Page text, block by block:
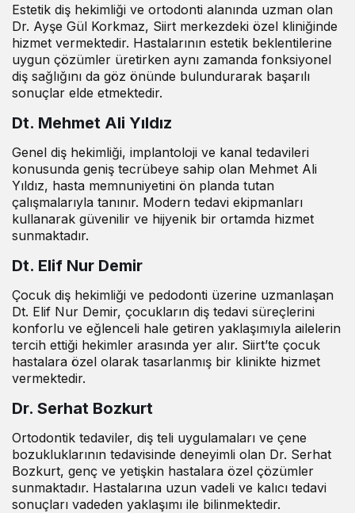
Estetik diş hekimliği ve ortodonti alanında uzman olan
Dr. Ayşe Gül Korkmaz, Siirt merkezdeki özel kliniğinde
hizmet vermektedir. Hastalarının estetik beklentilerine
uygun çözümler üretirken aynı zamanda fonksiyonel
diş sağlığını da göz önünde bulundurarak başarılı
sonuçlar elde etmektedir.
Dt. Mehmet Ali Yıldız
Genel diş hekimliği, implantoloji ve kanal tedavileri
konusunda geniş tecrübeye sahip olan Mehmet Ali
Yıldız, hasta memnuniyetini ön planda tutan
çalışmalarıyla tanınır. Modern tedavi ekipmanları
kullanarak güvenilir ve hijyenik bir ortamda hizmet
sunmaktadır.
Dt. Elif Nur Demir
Çocuk diş hekimliği ve pedodonti üzerine uzmanlaşan
Dt. Elif Nur Demir, çocukların diş tedavi süreçlerini
konforlu ve eğlenceli hale getiren yaklaşımıyla ailelerin
tercih ettiği hekimler arasında yer alır. Siirt’te çocuk
hastalara özel olarak tasarlanmış bir klinikte hizmet
vermektedir.
Dr. Serhat Bozkurt
Ortodontik tedaviler, diş teli uygulamaları ve çene
bozukluklarının tedavisinde deneyimli olan Dr. Serhat
Bozkurt, genç ve yetişkin hastalara özel çözümler
sunmaktadır. Hastalarına uzun vadeli ve kalıcı tedavi
sonuçları vadeden yaklaşımı ile bilinmektedir.